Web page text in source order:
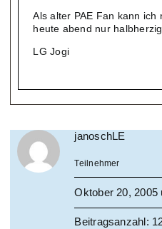
Als alter PAE Fan kann ich
heute abend nur
LG Jogi
janoschLE
Teilnehmer
Oktober 20, 2005
Beitragsanzahl: